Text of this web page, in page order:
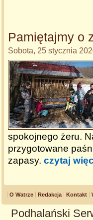
Pamiętajmy o
Sobota, 25 stycznia
spokojnego żeru.
przygotowane
zapasy. czytaj
O Watrze Redakcja Kontakt
Podhalański